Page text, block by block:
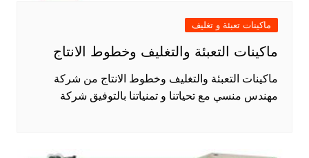
ماكينات تعبئة و تغليف
ماكينات التعبئة والتغليف وخطوط الانتاج
ماكينات التعبئة والتغليف وخطوط الانتاج من شركة
مهندس منسي مع تحياتنا و تمنياتنا بالتوفيق شركة